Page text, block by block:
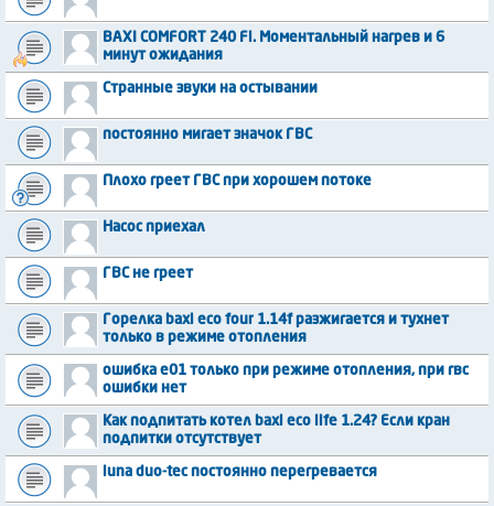
BAXI COMFORT 240 Fi. Моментальный нагрев и 6
минут ожидания
Странные звуки на остывании
постоянно мигает значок ГВС
Плохо греет ГВС при хорошем потоке
Насос приехал
ГВС не греет
Горелка baxi eco four 1.14f разжигается и тухнет
только в режиме отопления
ошибка e01 только при режиме отопления, при гвс
ошибки нет
Как подпитать котел baxi eco life 1.24? Если кран
подпитки отсутствует
luna duo-tec постоянно перегревается